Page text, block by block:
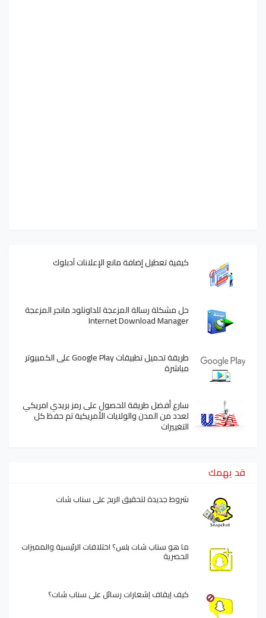
كيفية تعطيل إضافة مانع الإعلانات آدبلوك
حل مشكلة رسالة المزعجة للداونلود مانجر المزعجة
Internet Download Manager
طريقة تحميل تطبيقات Google Play على الكمبيوتر
مباشرة
سارع أفضل طريقة للحصول على رمز بريدي امريكي
لعدد من المدن والولايات الأمريكية تم حفظ كل
التغييرات
قد يهمك
شروط جديدة لتحقيق الربح على سناب شات
ما هو سناب شات بلس؟ اختلافات الرئيسية والمميزات
الحصرية
كيف إيقاف إشعارات رسائل على سناب شات؟